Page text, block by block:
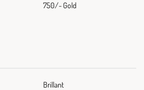
750/- Gold
Brillant